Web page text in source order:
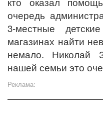
очередь
3-местные
магазинах найти
немало. Николай
нашей семьи это
Реклама: